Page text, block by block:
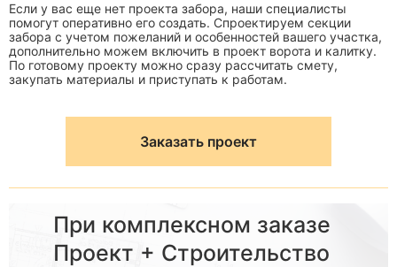
Если у вас еще нет проекта забора, наши специалисты
помогут оперативно его создать. Спроектируем секции
забора с учетом пожеланий и особенностей вашего участка,
дополнительно можем включить в проект ворота и калитку.
По готовому проекту можно сразу рассчитать смету,
закупать материалы и приступать к работам.
Заказать проект
При комплексном заказе
Проект + Строительство